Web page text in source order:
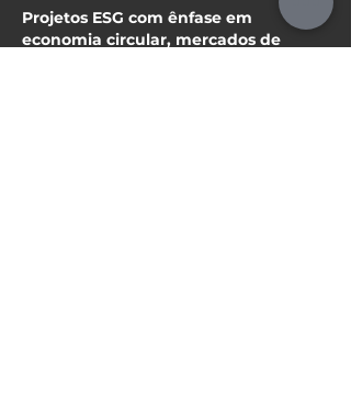
Projetos ESG com ênfase em
economia circular, mercados de